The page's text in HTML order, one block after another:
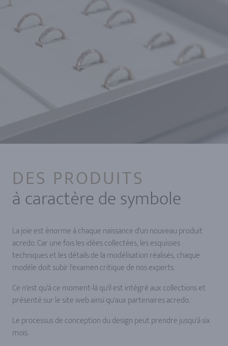
DES PRODUITS
à caractère de symbole
La joie est énorme à chaque naissance d'un nouveau produit
acredo. Car une fois les idées collectées, les esquisses
techniques et les détails de la modélisation réalisés, chaque
modèle doit subir l'examen critique de nos experts.
Ce n'est qu'à ce moment-là qu'il est intégré aux collections et
présenté sur le site web ainsi qu'aux partenaires acredo.
Le processus de conception du design peut prendre jusqu'à six
mois.